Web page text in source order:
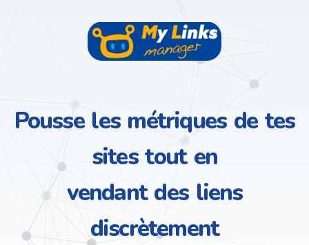
Pousse les métriques de tes
sites tout en
vendant des liens
discrètement